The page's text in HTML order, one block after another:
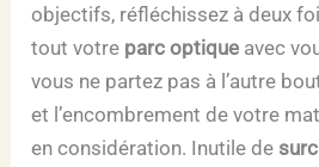
objectifs, réfléchissez à deux
tout votre parc optique avec
vous ne partez pas à l’autre
et l’encombrement de votre
en considération. Inutile de